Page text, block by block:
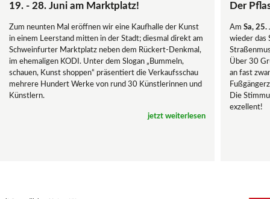
19. - 28. Juni am Marktplatz!
Zum neunten Mal eröffnen wir eine Kaufhalle der Kunst
in einem Leerstand mitten in der Stadt; diesmal direkt am
Schweinfurter Marktplatz neben dem Rückert-Denkmal,
im ehemaligen KODI. Unter dem Slogan „Bummeln,
schauen, Kunst shoppen“ präsentiert die Verkaufsschau
mehrere Hundert Werke von rund 30 Künstlerinnen und
Künstlern.
jetzt weiterlesen
Der
Am Sa, 25.
wieder das
Über 30
an fast
Die
exzellent!